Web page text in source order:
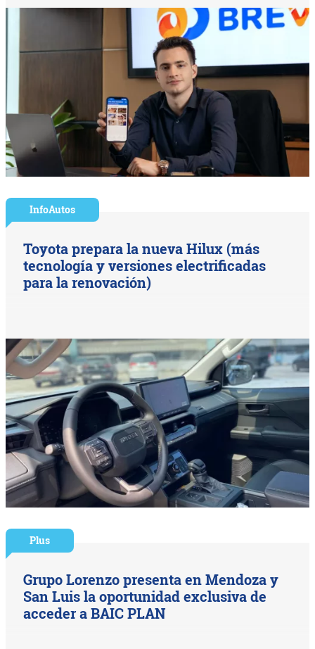
InfoAutos
Toyota prepara la nueva Hilux (más
tecnología y versiones electrificadas
para la renovación)
Plus
Grupo Lorenzo presenta en Mendoza y
San Luis la oportunidad exclusiva de
acceder a BAIC PLAN